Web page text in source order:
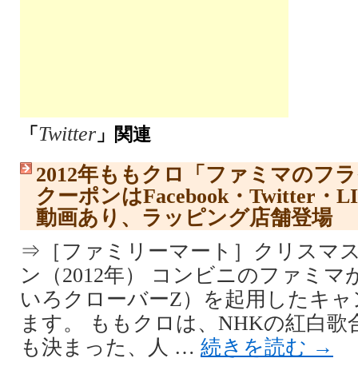
「 Twitter 」関連
2012年ももクロ「ファミマのフ
クーポンはFacebook・Twitter・
動画あり、ラッピング店舗登場
⇒［ファミリーマート］クリスマ
ン（2012年） コンビニのファミマ
いろクローバーZ）を起用したキ
ます。 ももクロは、NHKの紅白歌
も決まった、人 … 続きを読む →